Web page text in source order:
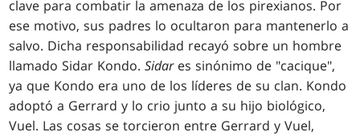
clave para combatir la amenaza de los pirexianos. Por
ese motivo, sus padres lo ocultaron para mantenerlo a
salvo. Dicha responsabilidad recayó sobre un hombre
llamado Sidar Kondo.Sidares sinónimo de "cacique",
ya que Kondo era uno de los líderes de su clan. Kondo
adoptó a Gerrard y lo crio junto a su hijo biológico,
Vuel. Las cosas se torcieron entre Gerrard y Vuel,